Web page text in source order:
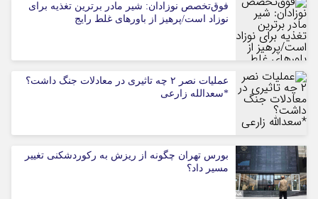
فوق‌تخصص نوزادان: شیر مادر برترین تغذیه برای
نوزاد است/پرهیز از باورهای غلط رایج
عملیات نصر ۲ چه تاثیری در معادلات جنگ داشت؟
*سعدالله زارعی
بورس تهران چگونه از ریزش به رکوردشکنی تغییر
مسیر داد؟